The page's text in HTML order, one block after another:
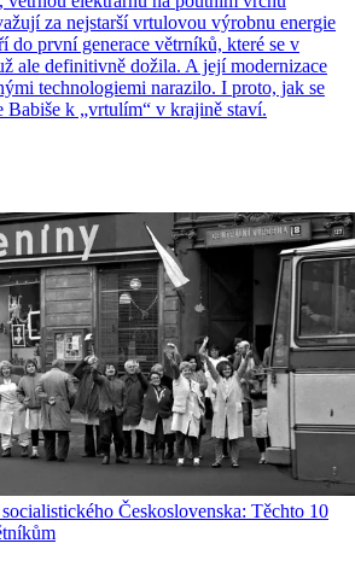
za nejstarší vrtulovou výrobnu energie
do první generace větrníků, které se v
ale definitivně dožila. A její modernizace
technologiemi narazilo. I proto, jak se
Babiše k „vrtulím“ v krajině staví.
Československa: Těchto 10